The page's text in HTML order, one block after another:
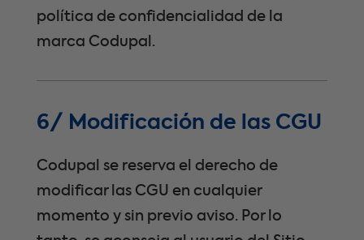
política de confidencialidad de la
marca Codupal.
6/ Modificación de las CGU
Codupal se reserva el derecho de
modificar las CGU en cualquier
momento y sin previo aviso. Por lo